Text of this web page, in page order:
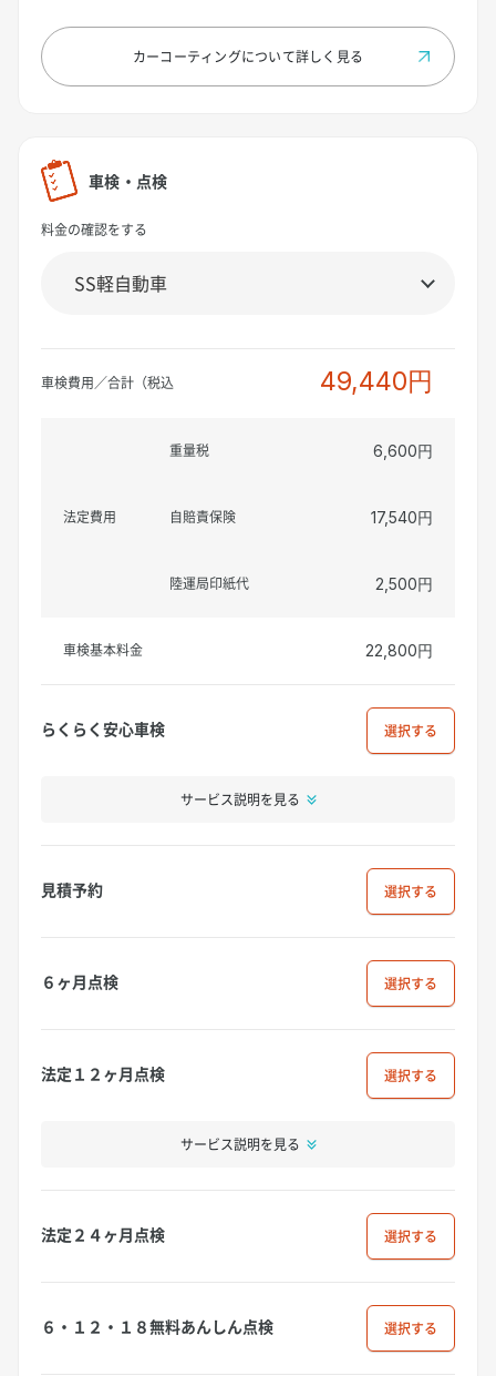
カーコーティングについて詳しく見る
車検・点検
料金の確認をする
車検費用／合計（税込 49,440円
法定費用
重量税 6,600円
自賠責保険 17,540円
陸運局印紙代 2,500円
車検基本料金 22,800円
らくらく安心車検 選択
サービス説明を見る
見積予約 選択
６ヶ月点検 選択
法定１２ヶ月点検 選択
サービス説明を見る
法定２４ヶ月点検 選択
６・１２・１８無料あんしん点検 選択